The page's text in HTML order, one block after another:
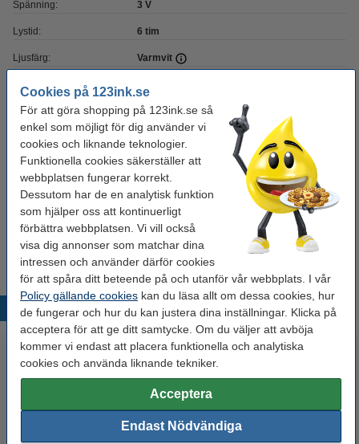
Cookies på 123ink.se
För att göra shopping på 123ink.se så
enkel som möjligt för dig använder vi
cookies och liknande teknologier.
Funktionella cookies säkerställer att
webbplatsen fungerar korrekt.
Dessutom har de en analytisk funktion
som hjälper oss att kontinuerligt
förbättra webbplatsen. Vi vill också
visa dig annonser som matchar dina
intressen och använder därför cookies
för att spåra ditt beteende på och utanför vår webbplats. I vår
Policy gällande cookies kan du läsa allt om dessa cookies, hur
de fungerar och hur du kan justera dina inställningar. Klicka på
acceptera för att ge ditt samtycke. Om du väljer att avböja
kommer vi endast att placera funktionella och analytiska
cookies och använda liknande tekniker.
Acceptera
Endast Nödvändiga
Spänning: 3 V
Lystid: 6 tim
Ljusfärg: Varmvit
Glöm inte att beställa batterier!
123ink Xtreme Power MN2400 AAA/LR3 batteri
4st
45 kr
123ink Xtreme Power MN2400 AAA/LR3 batteri
24st
175 kr
Batterier medföljer inte med den här produkten.
Populära produkter